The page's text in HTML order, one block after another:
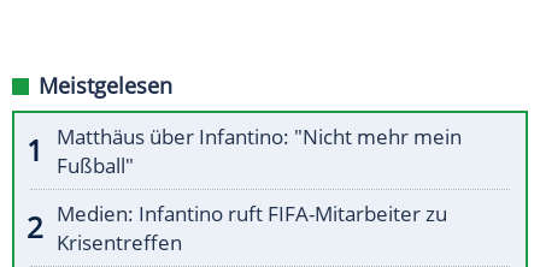
Meistgelesen
Matthäus über Infantino: "Nicht mehr mein
Fußball"
Medien: Infantino ruft FIFA-Mitarbeiter zu
Krisentreffen